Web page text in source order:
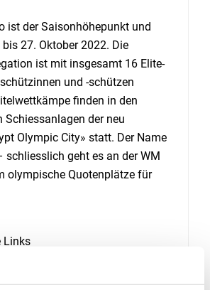
ist der Saisonhöhepunkt und
27. Oktober 2022. Die
ist mit insgesamt 16 Elite-
und -schützen
finden in den
Schiessanlagen der neu
Olympic City» statt. Der Name
schliesslich geht es an der WM
olympische Quotenplätze für
Links